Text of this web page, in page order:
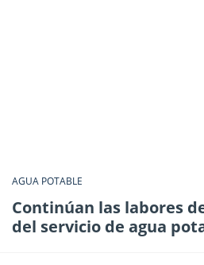
AGUA POTABLE
Continúan las labores
del servicio de agua